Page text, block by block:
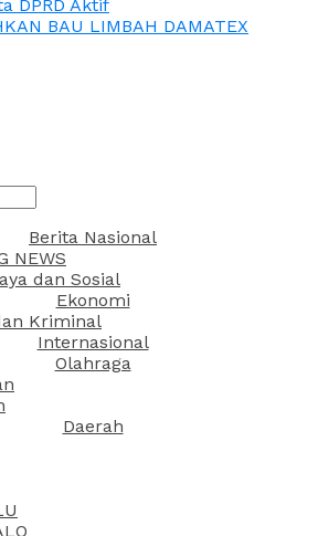
DPRD Aktif
BAU LIMBAH DAMATEX
Berita Nasional
NEWS
dan Sosial
Ekonomi
Kriminal
Internasional
Olahraga
Daerah